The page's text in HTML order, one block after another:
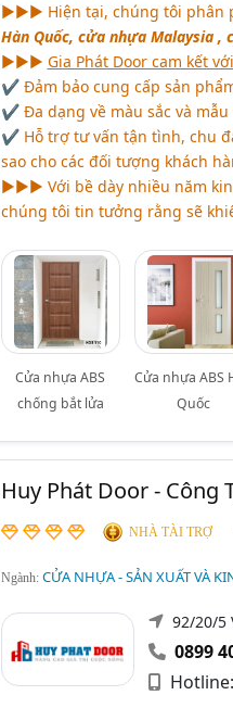
►►► Hiện tại, chúng tôi phân
Hàn Quốc, cửa nhựa Malaysia ,
►►► Gia Phát Door cam kết
✔ Đảm bảo cung cấp sản
✔ Đa dạng về màu sắc và mẫu
✔ Hỗ trợ tư vấn tận tình, chu
sao cho các đối tượng khách
►►► Với bề dày nhiều năm
chúng tôi tin tưởng rằng sẽ
Cửa nhựa ABS
chống bắt lửa
Cửa nhựa ABS
Quốc
Huy Phát Door - Công
NHÀ TÀI TRỢ
Ngành: CỬA NHỰA - SẢN XUẤT VÀ
92/20/5
0899
Hotline: